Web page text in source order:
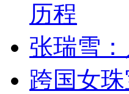
历程
张瑞雪
跨国女